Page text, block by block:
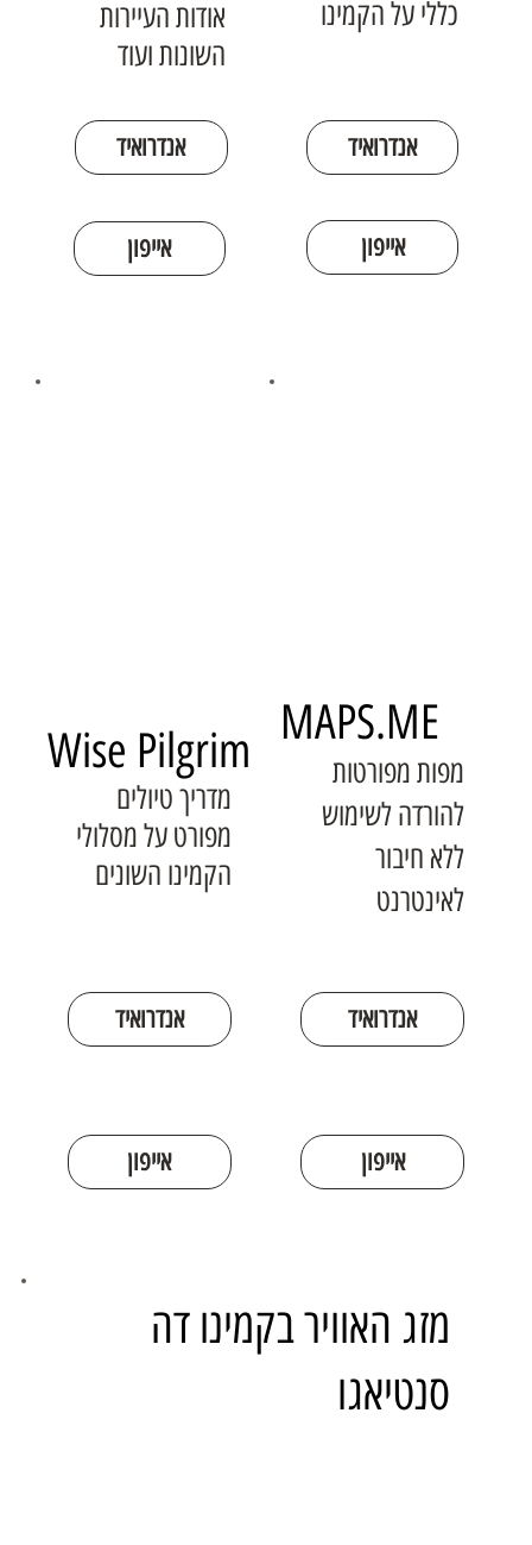
אייפון
אנדרואיד
Wise Pilgrim
מדריך טיולים
מפורט על מסלולי
הקמינו השונים
אייפון
אנדרואיד
MAPS.ME
מפות מפורטות
להורדה לשימוש
ללא חיבור
לאינטרנט
אייפון
אנדרואיד
אודות העיירות
השונות ועוד
אייפון
אנדרואיד
כללי על הקמינו
מזג האוויר בקמינו דה
סנטיאגו